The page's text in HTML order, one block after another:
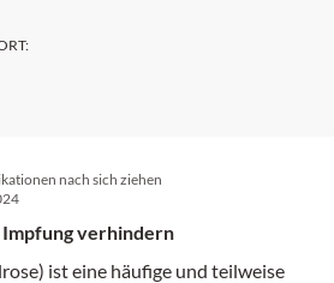
:
nach sich ziehen
verhindern
ist eine häufige und teilweise